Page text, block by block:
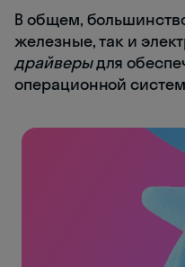
В общем,
железные, так и
драйверыдля
операционной